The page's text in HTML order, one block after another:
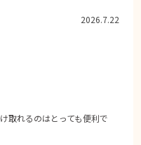
2026.7.22
取れるのはとっても便利で